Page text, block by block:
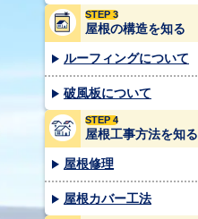
STEP 3
屋根の構造を知る
ルーフィングについて
破風板について
STEP 4
屋根工事方法を知る
屋根修理
屋根カバー工法